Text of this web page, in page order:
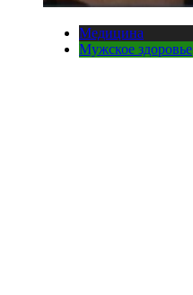
Медицина
Мужское здоровье